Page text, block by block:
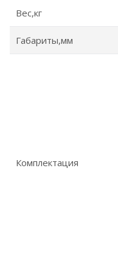
Вес,кг
Габариты,мм
Комплектация